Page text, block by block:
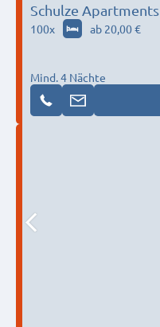
Schulze Apartments
100x ab 20,00 €
Mind. 4 Nächte